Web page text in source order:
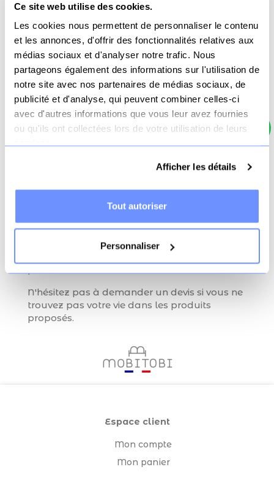
Ce site web utilise des cookies.
Les cookies nous permettent de personnaliser le contenu
et les annonces, d'offrir des fonctionnalités relatives aux
médias sociaux et d'analyser notre trafic. Nous
partageons également des informations sur l'utilisation de
notre site avec nos partenaires de médias sociaux, de
publicité et d'analyse, qui peuvent combiner celles-ci
avec d'autres informations que vous leur avez fournies
ou qu'ils ont collectées lors de votre utilisation de leurs
services.
Afficher les détails
Tout autoriser
Personnaliser
Matelas sur-mesure pour club
adulte M1
Prix
a4
Voir le produit
spécialement étudiés pour l'aménagement
des clubs pour adultes. Ils répondent aux
N'hésitez pas à demander un devis si vous ne
trouvez pas votre vie dans les produits
proposés.
Espace client
Mon compte
Mon panier